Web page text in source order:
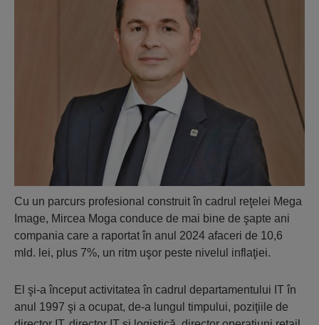
Cu un parcurs profesional construit în cadrul reţelei Mega
Image, Mircea Moga conduce de mai bine de şapte ani
compania care a raportat în anul 2024 afaceri de 10,6
mld. lei, plus 7%, un ritm uşor peste nivelul inflaţiei.
El şi-a început activitatea în cadrul departamentului IT în
anul 1997 şi a ocupat, de-a lungul timpului, poziţiile de